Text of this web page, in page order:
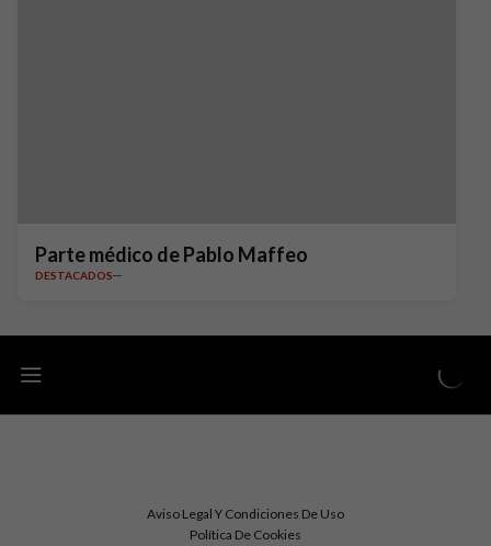
Parte médico de Pablo Maffeo
DESTACADOS
Aviso Legal Y Condiciones De Uso
Política De Cookies